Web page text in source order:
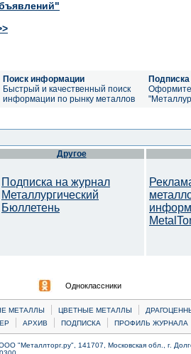
Поиск информации
Быстрый и качественный поиск
информации по рынку металлов
Оформите
Другое
Подписка на журнал
Металлургический
Бюллетень
Одноклассники
МЕТАЛЛЫ | ЦВЕТНЫЕ МЕТАЛЛЫ |
| АРХИВ | ПОДПИСКА | ПРОФИЛЬ ЖУРНАЛА
"Металлторг.ру", 141707, Московская обл., г.